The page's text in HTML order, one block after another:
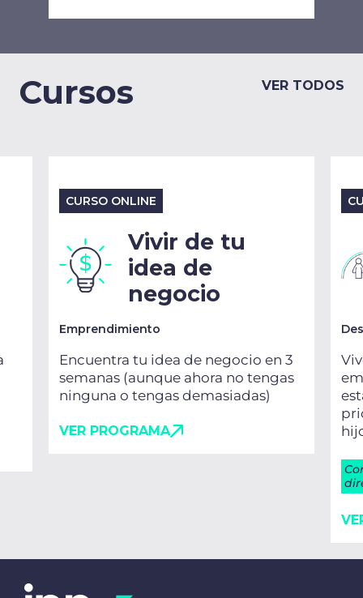
Cursos VER TODOS
CURSO ONLINE
Vivir de tu
idea de
negocio
Emprendimiento
Encuentra tu idea de negocio en 3
semanas (aunque ahora no tengas
ninguna o tengas demasiadas)
VER PROGRAMA